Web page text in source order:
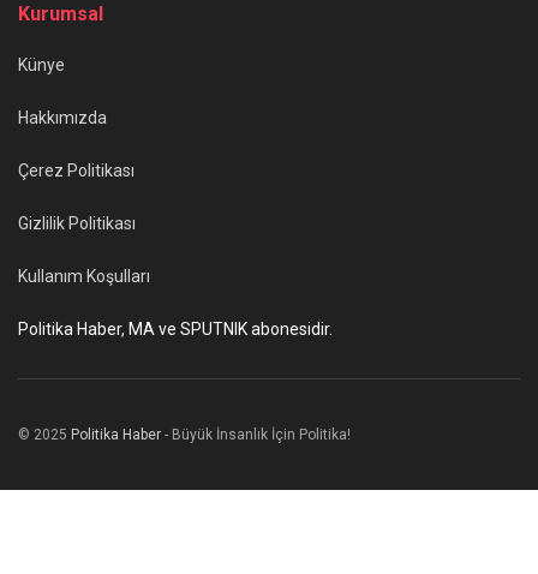
Kurumsal
Künye
Hakkımızda
Çerez Politikası
Gizlilik Politikası
Kullanım Koşulları
Politika Haber, MA ve SPUTNIK abonesidir.
© 2025 Politika Haber - Büyük İnsanlık İçin Politika!